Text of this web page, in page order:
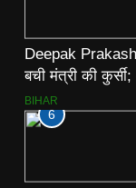
Deepak
बची मंत्री की
BIHAR
6